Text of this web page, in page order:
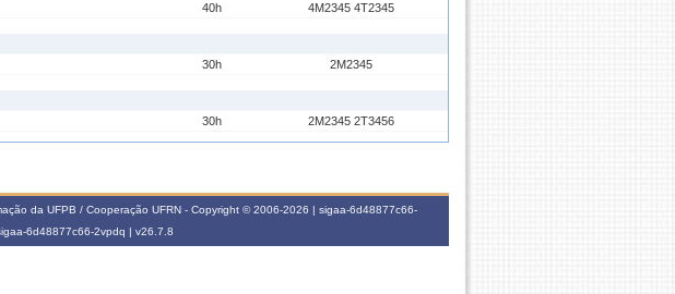
40h 4M2345 4T2345
30h 2M2345
30h 2M2345 2T3456
da UFPB / Cooperação UFRN - Copyright © 2006-2026 | sigaa-6d48877c66-
6d48877c66-2vpdq | v26.7.8